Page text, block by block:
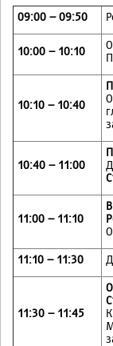
09:00 – 09:50
10:00 – 10:10
10:10 – 10:40
10:40 – 11:00
11:00 – 11:10
11:10 – 11:30
11:30 – 11:45